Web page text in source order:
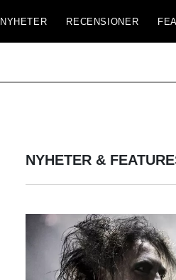
NYHETER RECENSIONER
NYHETER &